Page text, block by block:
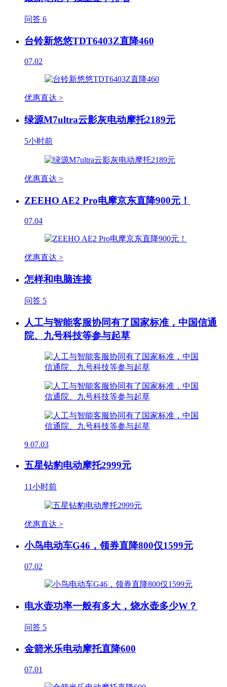
问答 6
台铃新悠悠TDT6403Z直降460
07.02
优惠直达 >
绿源M7ultra云影灰电动摩托2189元
5小时前
优惠直达 >
ZEEHO AE2 Pro电摩京东直降900元！
07.04
优惠直达 >
怎样和电脑连接
问答 5
人工与智能客服协同有了国家标准，中国信通
院、九号科技等参与起草
9 07.03
五星钻豹电动摩托2999元
11小时前
优惠直达 >
小鸟电动车G46，领券直降800仅1599元
07.02
电水壶功率一般有多大，烧水壶多少W？
问答 5
金箭米乐电动摩托直降600
07.01